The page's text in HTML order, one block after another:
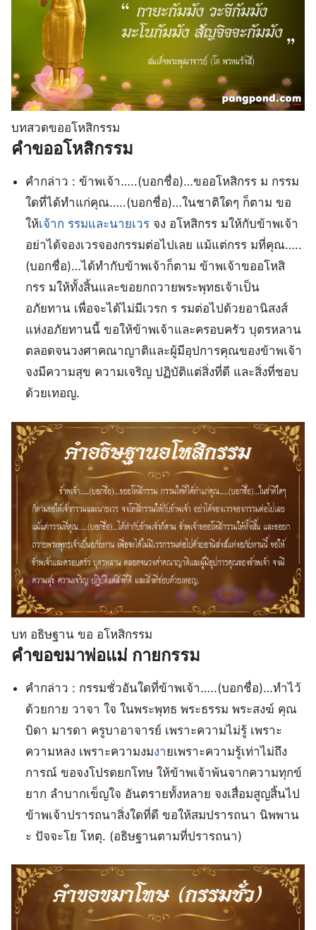
บทสวดขออโหสิกรรม
คําขออโหสิกรรม
คำกล่าว : ข้าพเจ้า…..(บอกชื่อ)…ขออโหสิกรร ม กรรม
ใดที่ได้ทำแก่คุณ…..(บอกชื่อ)…ในชาติใดๆ ก็ตาม ขอ
ให้เจ้าก รรมและนายเวร จง อโหสิกรร มให้กับข้าพเจ้า
อย่าได้จองเวรจองกรรมต่อไปเลย แม้แต่กรร มที่คุณ…..
(บอกชื่อ)…ได้ทำกับข้าพเจ้าก็ตาม ข้าพเจ้าขออโหสิ
กรร มให้ทั้งสิ้นและขอยกถวายพระพุทธเจ้าเป็น
อภัยทาน เพื่อจะได้ไม่มีเวรก ร รมต่อไปด้วยอานิสงส์
แห่งอภัยทานนี้ ขอให้ข้าพเจ้าและครอบครัว บุตรหลาน
ตลอดจนวงศาคณาญาติและผู้มีอุปการคุณของข้าพเจ้า
จงมีความสุข ความเจริญ ปฏิบัติแต่สิ่งที่ดี และสิ่งที่ชอบ
ด้วยเทอญ.
บท อธิษฐาน ขอ อโหสิกรรม
คําขอขมาพ่อแม่ กายกรรม
คำกล่าว : กรรมชั่วอันใดที่ข้าพเจ้า…..(บอกชื่อ)…ทำไว้
ด้วยกาย วาจา ใจ ในพระพุทธ พระธรรม พระสงฆ์ คุณ
บิดา มารดา ครูบาอาจารย์ เพราะความไม่รู้ เพราะ
ความหลง เพราะความงมงายเพราะความรู้เท่าไม่ถึง
การณ์ ขอจงโปรดยกโทษ ให้ข้าพเจ้าพ้นจากความทุกข์
ยาก ลำบากเข็ญใจ อันตรายทั้งหลาย จงเสื่อมสูญสิ้นไป
ข้าพเจ้าปรารถนาสิ่งใดที่ดี ขอให้สมปรารถนา นิพพาน
ะ ปัจจะโย โหตุ. (อธิษฐานตามที่ปรารถนา)